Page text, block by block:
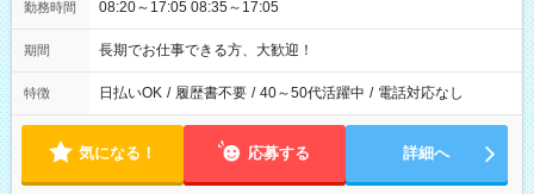
勤務時間 08:20～17:05 08:35～17:05
期間 長期でお仕事できる方、大歓迎！
特徴 日払いOK / 履歴書不要 / 40～50代活躍中 / 電話対応なし
気になる！ 応募する 詳細へ